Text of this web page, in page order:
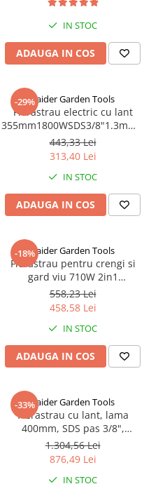
IN STOC
ADAUGA IN COS
-29%Raider Garden Tools
Fierastrau electric cu lant
355mm1800WSDS3/
ECS28
443,33 Lei
313,40 Lei
IN STOC
ADAUGA IN COS
-18%Raider Garden Tools
Fierastrau pentru crengi si
gard viu 710W 2in1
200mm3/8" RD-PSHT02
558,23 Lei
458,58 Lei
IN STOC
ADAUGA IN COS
-33%Raider Garden Tools
Fierastrau cu lant, lama
400mm, SDS pas 3/8",
acumulator 40V 2x4Ah RDP-
SBCS20 - R20
1.304,56 Lei
876,49 Lei
IN STOC